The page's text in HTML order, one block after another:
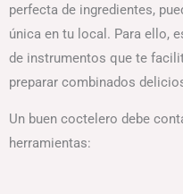
perfecta de ingredientes,
única en tu local. Para ello,
de instrumentos que te
preparar combinados
Un buen coctelero debe
herramientas: